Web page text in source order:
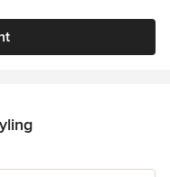
Sternen